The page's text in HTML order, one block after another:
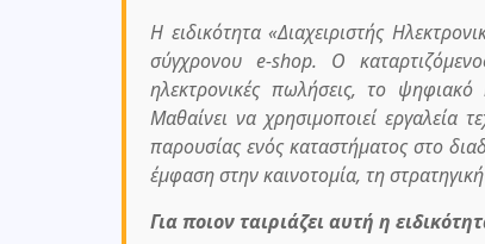
Η ειδικότητα «Διαχειριστής
σύγχρονου e-shop. Ο
ηλεκτρονικές πωλήσεις, το
Μαθαίνει να χρησιμοποιεί εργαλεία
παρουσίας ενός καταστήματος στο
έμφαση στην καινοτομία, τη
Για ποιον ταιριάζει αυτή η